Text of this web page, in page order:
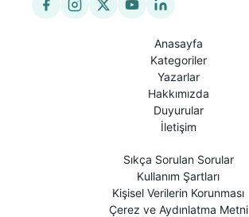
Anasayfa
Kategoriler
Yazarlar
Hakkımızda
Duyurular
İletişim
Sıkça Sorulan Sorular
Kullanım Şartları
Kişisel Verilerin Korunması
Çerez ve Aydınlatma Metni